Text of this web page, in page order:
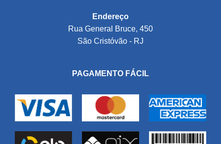
Endereço
Rua General Bruce, 450
São Cristóvão - RJ
PAGAMENTO FÁCIL